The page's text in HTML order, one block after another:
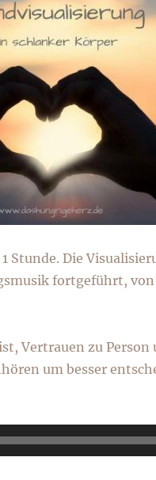
Stunde. Die
fortgeführt,
Vertrauen zu
um besser